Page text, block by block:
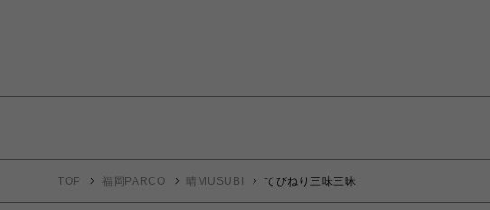
TOP 福岡PARCO 晴MUSUBI てびねり三味三昧